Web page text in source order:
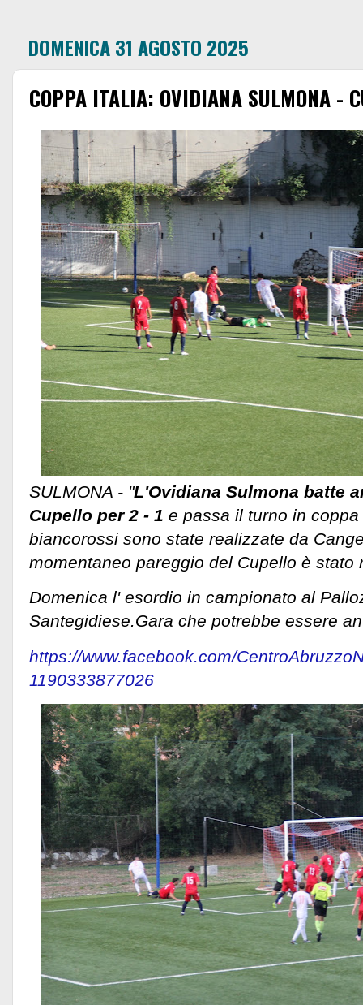
DOMENICA 31 AGOSTO 2025
COPPA ITALIA: OVIDIANA SULMONA -
SULMONA - "L'Ovidiana Sulmona batte
Cupello per 2 - 1 e passa il turno in
biancorossi sono state realizzate da
momentaneo pareggio del Cupello è stato
Domenica l' esordio in campionato al
Santegidiese.Gara che potrebbe essere
https://www.facebook.com/
1190333877026